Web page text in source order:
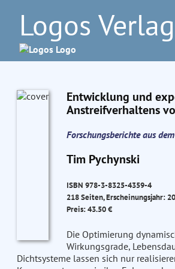
Logos
Entwicklung und
Anstreifverhaltens
Forschungsberichte aus
Tim Pychynski
ISBN 978-3-8325-4359-4
218 Seiten, Erscheinungsjahr:
Preis: 43.50 €
Die Optimierung
Wirkungsgrade,
Dichtsysteme lassen sich nur